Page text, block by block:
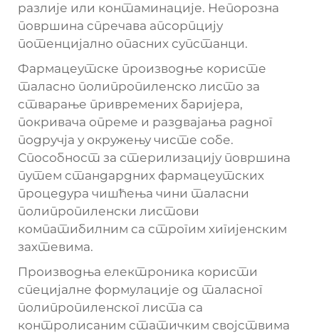
разлије или контаминације. Непорозна
површина спречава апсорпцију
потенцијално опасних супстанци.
Фармацеутске производње користе
таласно полипропиленско листо за
стварање привремених баријера,
покривача опреме и раздвајања радног
подручја у окружењу чисте собе.
Способност за стерилизацију површина
путем стандардних фармацеутских
процедура чишћења чини таласни
полипропиленски листови
компатибилним са строгим хигијенским
захтевима.
Производња електроника користи
специјалне формулације од таласног
полипропиленског листа са
контролисаним статичким својствима